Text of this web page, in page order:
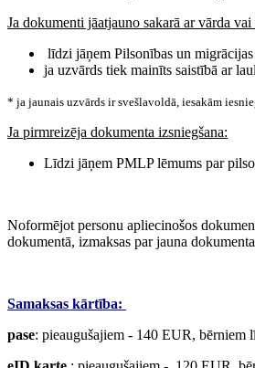
Ja dokumenti jāatjauno sakarā ar vārda
līdzi jāņem Pilsonības un
ja uzvārds tiek mainīts saistībā ar
* ja jaunais uzvārds ir svešlavoldā, iesakām
Ja pirmreizēja dokumenta izsniegšana:
Līdzi jāņem PMLP lēmums par
Noformējot personu apliecinošos
dokumentā, izmaksas par jauna
Samaksas kārtība:
pase: pieaugušajiem - 140 EUR,